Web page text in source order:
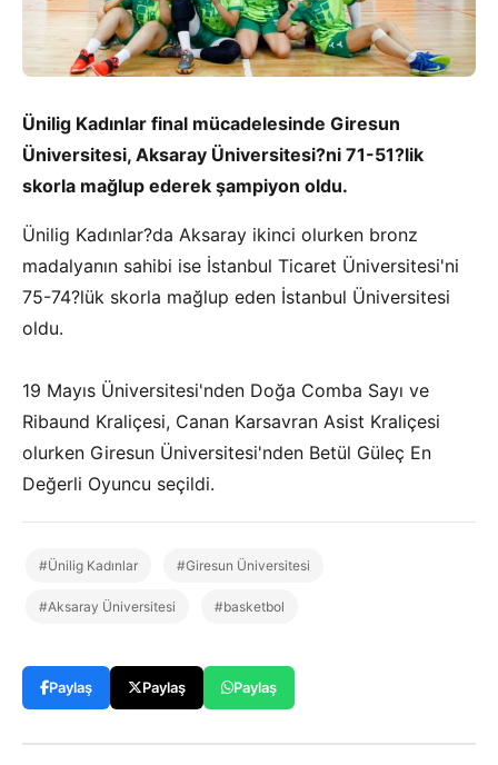
Ünilig Kadınlar final mücadelesinde Giresun
Üniversitesi, Aksaray Üniversitesi?ni 71-51?lik
skorla mağlup ederek şampiyon oldu.
Ünilig Kadınlar?da Aksaray ikinci olurken bronz
madalyanın sahibi ise İstanbul Ticaret Üniversitesi'ni
75-74?lük skorla mağlup eden İstanbul Üniversitesi
oldu.
19 Mayıs Üniversitesi'nden Doğa Comba Sayı ve
Ribaund Kraliçesi, Canan Karsavran Asist Kraliçesi
olurken Giresun Üniversitesi'nden Betül Güleç En
Değerli Oyuncu seçildi.
#Ünilig Kadınlar #Giresun Üniversitesi
#Aksaray Üniversitesi #basketbol
Paylaş Paylaş Paylaş